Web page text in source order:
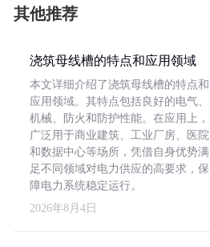
其他推荐
浇筑母线槽的特点和应用领域
本文详细介绍了浇筑母线槽的特点和
应用领域。其特点包括良好的电气、
机械、防火和防护性能。在应用上，
广泛用于商业建筑、工业厂房、医院
和数据中心等场所，凭借自身优势满
足不同领域对电力供应的高要求，保
障电力系统稳定运行。
2026年8月4日